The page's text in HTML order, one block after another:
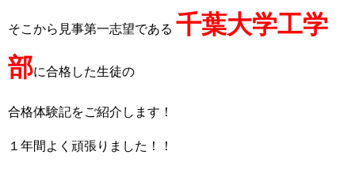
そこから見事第一志望である 千葉大学工学
部に合格した生徒の
合格体験記をご紹介します！
１年間よく頑張りました！！